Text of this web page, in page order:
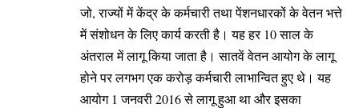
जो, राज्यों में केंद्र के कर्मचारी तथा पेंशनधारकों के वेतन भत्ते
में संशोधन के लिए कार्य करती है। यह हर 10 साल के
अंतराल में लागू किया जाता है। सातवें वेतन आयोग के लागू
होने पर लगभग एक करोड़ कर्मचारी लाभान्वित हुए थे। यह
आयोग 1 जनवरी 2016 से लागू हुआ था और इसका